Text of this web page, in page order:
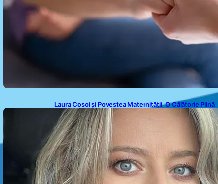
Laura Cosoi și Povestea Maternității: O Călătorie Plină
de Dragoste și Provocări